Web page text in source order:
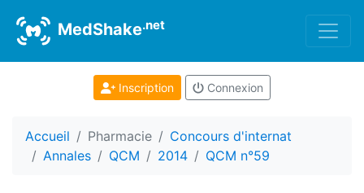
MedShake.net
Inscription Connexion
Accueil Pharmacie
Concours d'internat
Annales
QCM 2014 QCM n°59